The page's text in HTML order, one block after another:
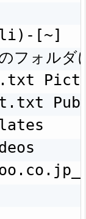
[~]
フォルダ